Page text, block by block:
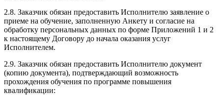
2.8. Заказчик обязан предоставить Исполнителю заявление о
приеме на обучение, заполненную Анкету и согласие на
обработку персональных данных по форме Приложений 1 и 2
к настоящему Договору до начала оказания услуг
Исполнителем.
2.9. Заказчик обязан предоставить Исполнителю документ
(копию документа), подтверждающий возможность
прохождения обучения по программе повышения
квалификации: